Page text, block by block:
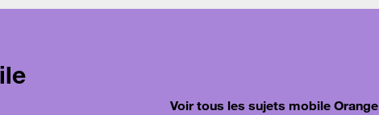
Voir tous les sujets mobile Orange